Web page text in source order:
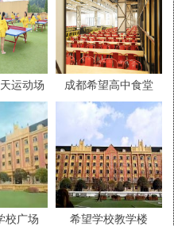
运动场 成都希望高中食堂
校广场 希望学校教学楼